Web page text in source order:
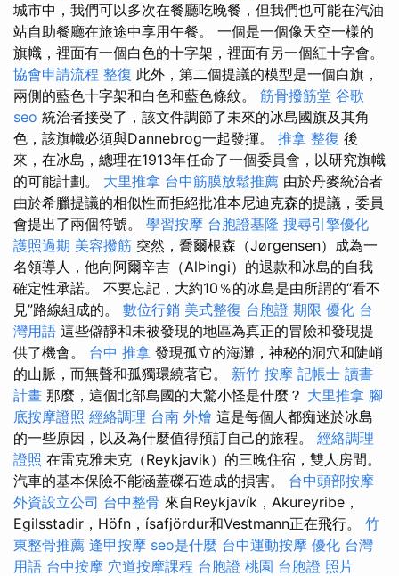
城市中，我們可以多次在餐廳吃晚餐，但我們也可能在汽油
站自助餐廳在旅途中享用午餐。 一個是一個像天空一樣的
旗幟，裡面有一個白色的十字架，裡面有另一個紅十字會。
協會申請流程 整復 此外，第二個提議的模型是一個白旗，
兩側的藍色十字架和白色和藍色條紋。 筋骨撥筋堂 谷歌
seo 統治者接受了，該文件調節了未來的冰島國旗及其角
色，該旗幟必須與Dannebrog一起發揮。 推拿 整復 後
來，在冰島，總理在1913年任命了一個委員會，以研究旗幟
的可能計劃。 大里推拿 台中筋膜放鬆推薦 由於丹麥統治者
由於希臘提議的相似性而拒絕批准本尼迪克森的提議，委員
會提出了兩個符號。 學習按摩 台胞證基隆 搜尋引擎優化
護照過期 美容撥筋 突然，喬爾根森（Jørgensen）成為一
名領導人，他向阿爾辛吉（AlÞingi）的退款和冰島的自我
確定性承諾。 不要忘記，大約10％的冰島是由所謂的“看不
見”路線組成的。 數位行銷 美式整復 台胞證 期限 優化 台
灣用語 這些僻靜和未被發現的地區為真正的冒險和發現提
供了機會。 台中 推拿 發現孤立的海灘，神秘的洞穴和陡峭
的山脈，而無聲和孤獨環繞著它。 新竹 按摩 記帳士 讀書
計畫 那麼，這個北部島國的大驚小怪是什麼？ 大里推拿 腳
底按摩證照 經絡調理 台南 外燴 這是每個人都痴迷於冰島
的一些原因，以及為什麼值得預訂自己的旅程。 經絡調理
證照 在雷克雅未克（Reykjavik）的三晚住宿，雙人房間。
汽車的基本保險不能涵蓋礫石造成的損害。 台中頭部按摩
外資設立公司 台中整骨 來自Reykjavík，Akureyribe，
Egilsstadir，Höfn，ísafjördur和Vestmann正在飛行。 竹
東整骨推薦 逢甲按摩 seo是什麼 台中運動按摩 優化 台灣
用語 台中按摩 穴道按摩課程 台胞證 桃園 台胞證 照片